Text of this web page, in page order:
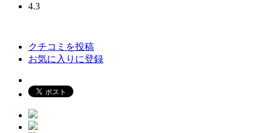
4.3
クチコミを投稿
お気に入りに登録